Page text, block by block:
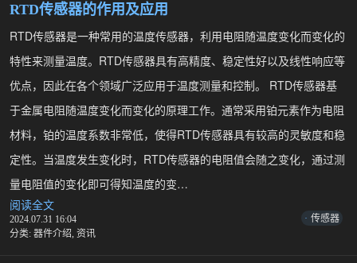
近
开
关
有
些
区
RTD传感器的作用及应用
RTD传感器是一种常用的温度传感器，利用电阻随温度变化而变化的
特性来测量温度。RTD传感器具有高精度、稳定性好以及线性响应等
优点，因此在各个领域广泛应用于温度测量和控制。 RTD传感器基
于金属电阻随温度变化而变化的原理工作。通常采用铂元素作为电阻
材料，铂的温度系数非常低，使得RTD传感器具有较高的灵敏度和稳
定性。当温度发生变化时，RTD传感器的电阻值会随之变化，通过测
量电阻值的变化即可得知温度的变…
阅读全文
T
D
2024.07.31 16:04
分类: 器件介绍 资讯
传感器